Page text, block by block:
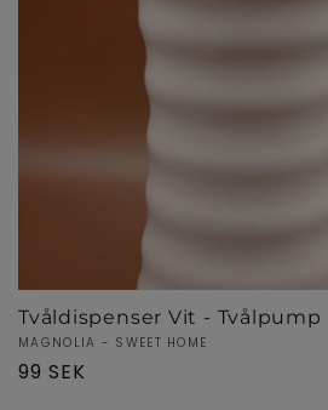
Tvåldispenser Vit - Tvålpump
Säljare:
MAGNOLIA - SWEET HOME
Ordinarie
99 SEK